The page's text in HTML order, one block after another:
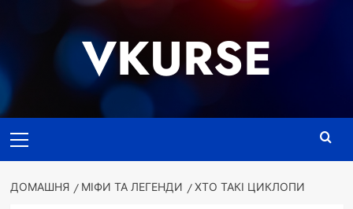
VKURSE
меню
ДОМАШНЯ МІФИ ТА ЛЕГЕНДИ ХТО ТАКІ ЦИКЛОПИ